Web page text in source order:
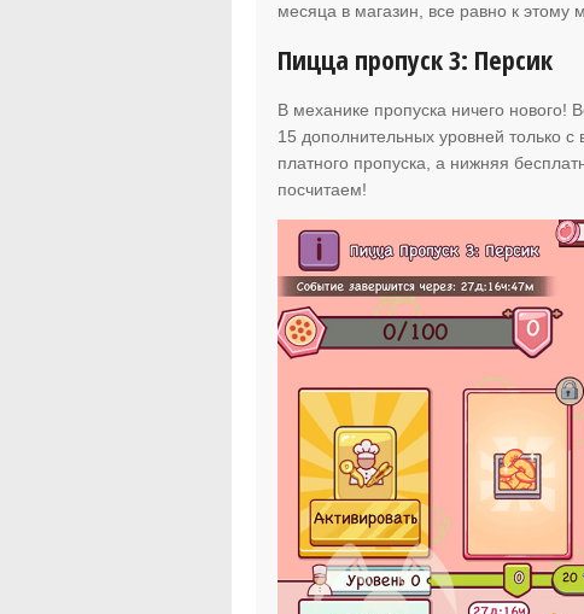
месяца в магазин, все равно к этому
Пицца пропуск 3: Персик
В механике пропуска ничего нового!
15 дополнительных уровней только
платного пропуска, а нижняя
посчитаем!